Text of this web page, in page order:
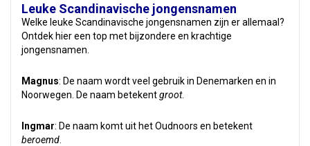
Leuke Scandinavische jongensnamen
Welke leuke Scandinavische jongensnamen zijn er allemaal?
Ontdek hier een top met bijzondere en krachtige
jongensnamen.
Magnus: De naam wordt veel gebruik in Denemarken en in
Noorwegen. De naam betekentgroot.
Ingmar: De naam komt uit het Oudnoors en betekent
beroemd